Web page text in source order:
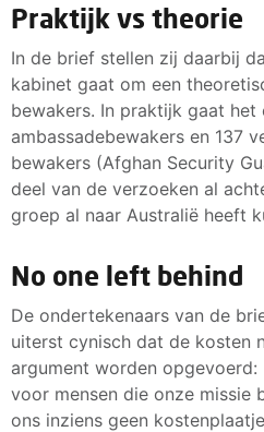
Praktijk vs theorie
In de brief stellen zij daarbij
kabinet gaat om een
bewakers. In praktijk gaat het
ambassadebewakers en 137
bewakers (Afghan Security
deel van de verzoeken al
groep al naar Australië heeft
No one left behind
De ondertekenaars van de
uiterst cynisch dat de kosten
argument worden opgevoerd:
voor mensen die onze missie
ons inziens geen